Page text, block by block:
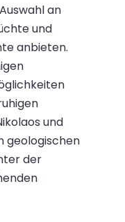
an
und
anbieten.
und
geologischen
der